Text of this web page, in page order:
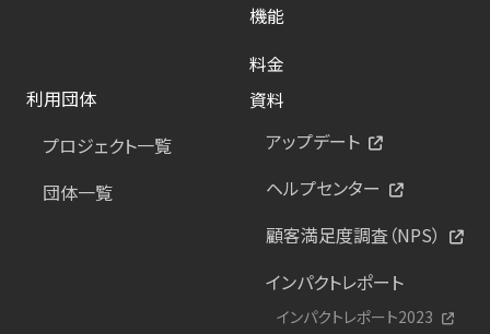
機能
料金
利用団体
プロジェクト一覧
団体一覧
資料
アップデート
ヘルプセンター
顧客満足度調査（NPS）
インパクトレポート
インパクトレポート2023